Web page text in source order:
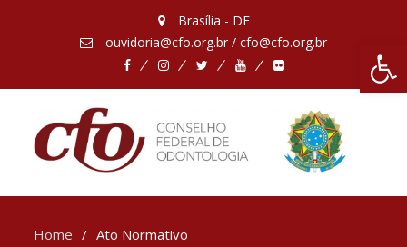
Brasília - DF
ouvidoria@cfo.org.br / cfo@cfo.org.br
FacebookInstagramTwitterYoutubeFlickr
Home Ato Normativo